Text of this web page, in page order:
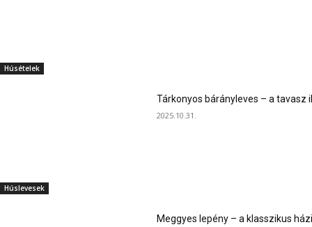
Húsételek
Húslevesek
Tárkonyos bárányleves – a tavasz
2025.10.31.
Meggyes lepény – a klasszikus